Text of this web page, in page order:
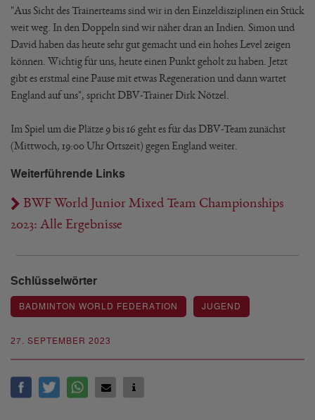
27. SEPTEMBER 2023
"Aus Sicht des Trainerteams sind wir in den Einzeldisziplinen ein Stück
weit weg. In den Doppeln sind wir näher dran an Indien. Simon und
David haben das heute sehr gut gemacht und ein hohes Level zeigen
können. Wichtig für uns, heute einen Punkt geholt zu haben. Jetzt
gibt es erstmal eine Pause mit etwas Regeneration und dann wartet
England auf uns", spricht DBV-Trainer Dirk Nötzel.
Im Spiel um die Plätze 9 bis 16 geht es für das DBV-Team zunächst
(Mittwoch, 19:00 Uhr Ortszeit) gegen England weiter.
Weiterführende Links
BWF World Junior Mixed Team Championships
2023: Alle Ergebnisse
Schlüsselwörter
BADMINTON WORLD FEDERATION JUGEND